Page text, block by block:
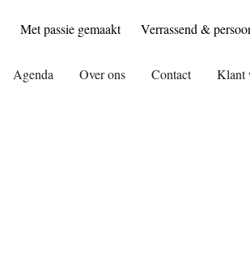
Met passie gemaakt Verrassend &
Agenda Over ons Contact Klant